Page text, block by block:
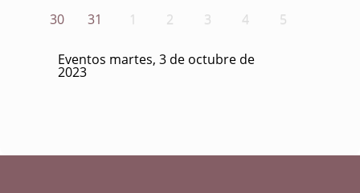
30
31 1 2 3 4 5
Eventos martes, 3 de octubre de
2023